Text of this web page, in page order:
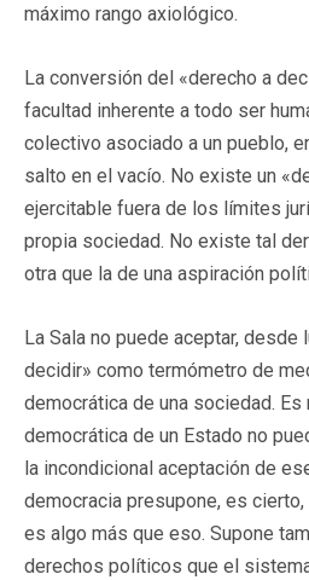
máximo rango axiológico.
La conversión del «derecho a
facultad inherente a todo ser
colectivo asociado a un pueblo,
salto en el vacío. No existe un
ejercitable fuera de los límites
propia sociedad. No existe tal
otra que la de una aspiración
La Sala no puede aceptar, desde
decidir» como termómetro de
democrática de una sociedad. Es
democrática de un Estado no
la incondicional aceptación de
democracia presupone, es
es algo más que eso. Supone
derechos políticos que el